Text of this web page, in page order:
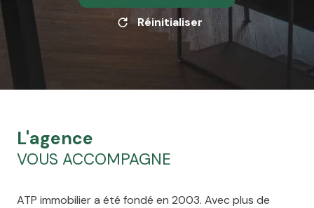
Réinitialiser
l'agence
VOUS ACCOMPAGNE
ATP immobilier a été fondé en 2003. Avec plus de